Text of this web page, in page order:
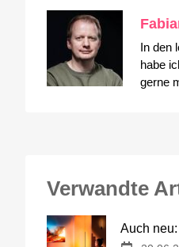
In den
habe
gerne
Verwandte
Auch